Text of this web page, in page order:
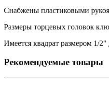
Снабжены пластиковыми
Размеры торцевых головок
Имеется квадрат размером 1/2"
Рекомендуемые товары